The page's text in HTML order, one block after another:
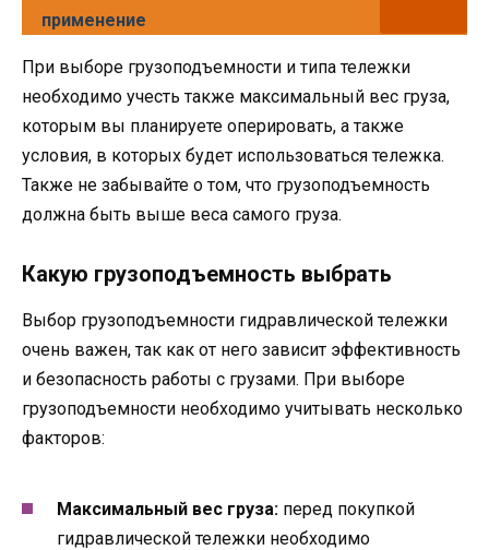
применение
При выборе грузоподъемности и типа тележки
необходимо учесть также максимальный вес груза,
которым вы планируете оперировать, а также
условия, в которых будет использоваться тележка.
Также не забывайте о том, что грузоподъемность
должна быть выше веса самого груза.
Какую грузоподъемность выбрать
Выбор грузоподъемности гидравлической тележки
очень важен, так как от него зависит эффективность
и безопасность работы с грузами. При выборе
грузоподъемности необходимо учитывать несколько
факторов:
Максимальный вес груза: перед покупкой
гидравлической тележки необходимо